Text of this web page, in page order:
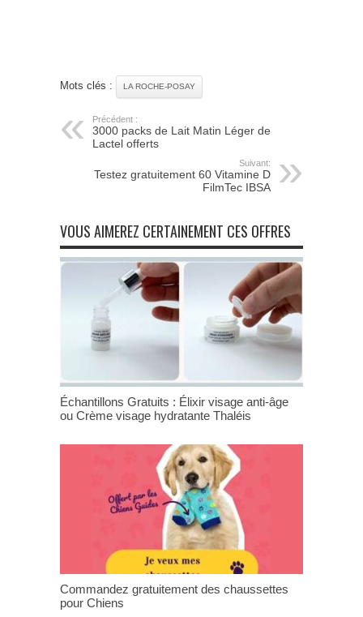
Mots clés : LA ROCHE-POSAY
Précédent :
3000 packs de Lait Matin Léger de
Lactel offerts
Suivant:
Testez gratuitement 60 Vitamine D
FilmTec IBSA
VOUS AIMEREZ CERTAINEMENT CES OFFRES
Échantillons Gratuits : Élixir visage anti-âge
ou Crème visage hydratante Thaléis
Commandez gratuitement des chaussettes
pour Chiens